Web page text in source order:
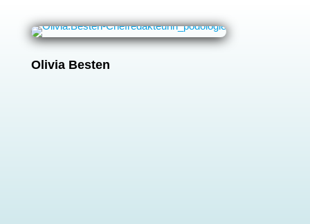
Olivia Besten